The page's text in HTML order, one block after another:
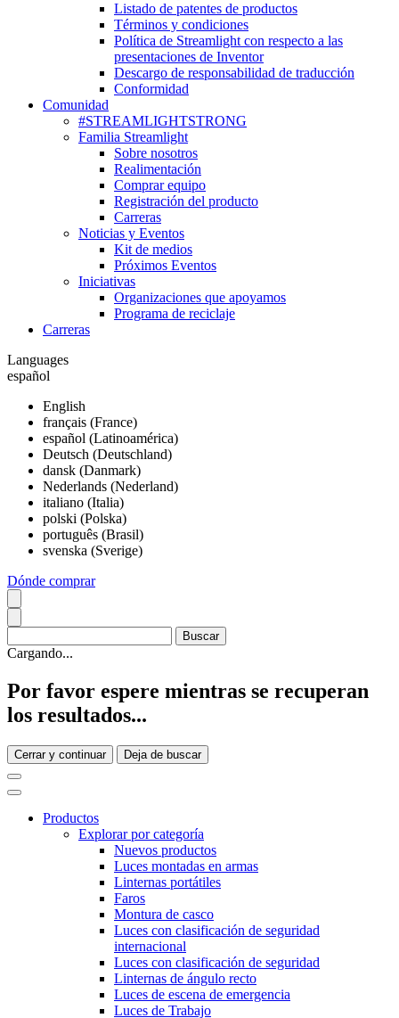
Listado de patentes de productos
Términos y condiciones
Política de Streamlight con respecto a las
presentaciones de Inventor
Descargo de responsabilidad de traducción
Conformidad
Comunidad
#STREAMLIGHTSTRONG
Familia Streamlight
Sobre nosotros
Realimentación
Comprar equipo
Registración del producto
Carreras
Noticias y Eventos
Kit de medios
Próximos Eventos
Iniciativas
Organizaciones que apoyamos
Programa de reciclaje
Carreras
Languages
español
English
français (France)
español (Latinoamérica)
Deutsch (Deutschland)
dansk (Danmark)
Nederlands (Nederland)
italiano (Italia)
polski (Polska)
português (Brasil)
svenska (Sverige)
Dónde comprar
Cargando...
Por favor espere mientras se recuperan
los resultados...
Cerrar y continuar Deja de buscar
Productos
Explorar por categoría
Nuevos productos
Luces montadas en armas
Linternas portátiles
Faros
Montura de casco
Luces con clasificación de seguridad
internacional
Luces con clasificación de seguridad
Linternas de ángulo recto
Luces de escena de emergencia
Luces de Trabajo